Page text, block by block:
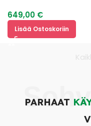
649,00 €
Lisää Ostoskoriin
PARHAAT